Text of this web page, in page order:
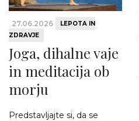
27.06.2026
LEPOTA IN
ZDRAVJE
Joga, dihalne vaje
in meditacija ob
morju
Predstavljajte si, da se